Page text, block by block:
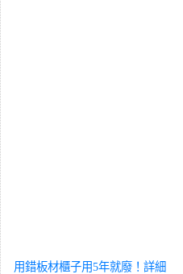
用錯板材櫃子用5年就廢！詳細